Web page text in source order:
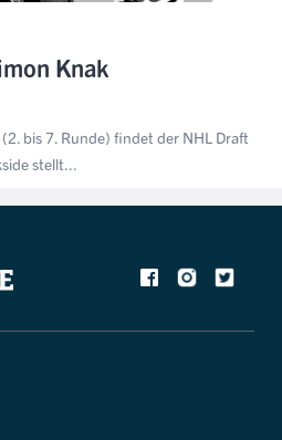
Knak
bis 7. Runde) findet der NHL Draft
stellt...